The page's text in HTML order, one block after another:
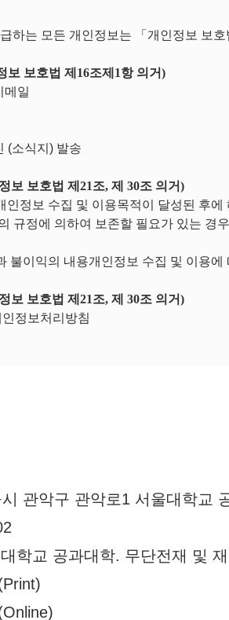
하는 모든 개인정보는 「개인정보 보
보 보호법 제16조제1항 의거)
메일
(소식지) 발송
보 보호법 제21조, 제 30조 의거)
인정보 수집 및 이용목적이 달성된 후
규정에 의하여 보존할 필요가 있는 경
불이익의 내용개인정보 수집 및 이용
보 보호법 제21조, 제 30조 의거)
정보처리방침
관악구 관악로1 서울대학교
학교 공과대학. 무단전재 및